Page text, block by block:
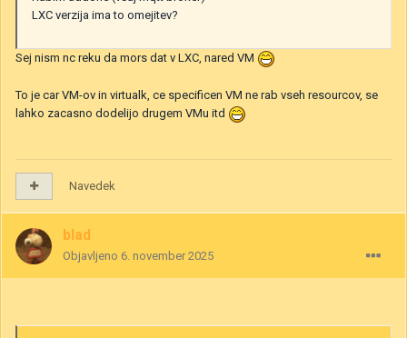
LXC verzija ima to omejitev?
Sej nism nc reku da mors dat v LXC, nared VM
To je car VM-ov in virtualk, ce specificen VM ne rab vseh resourcov, se
lahko zacasno dodelijo drugem VMu itd
Navedek
blad
Objavljeno 6. november 2025